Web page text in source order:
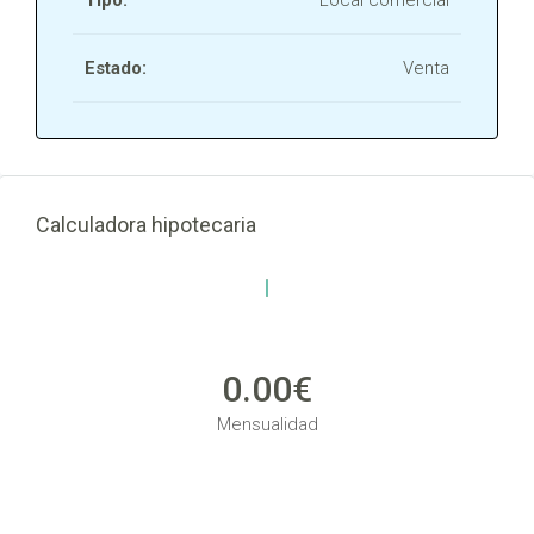
Estado: Venta
Calculadora hipotecaria
0.00€
Mensualidad